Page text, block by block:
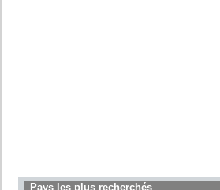
Pays les plus recherchés